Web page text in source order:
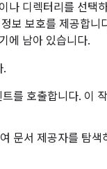
나 디렉터리를 선택
보 보호를 제공합
에 남아 있습니다.
.
를 호출합니다. 이
문서 제공자를 탐